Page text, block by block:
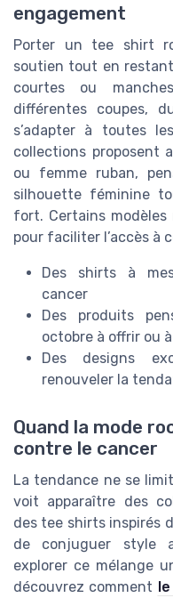
engagement
Porter un tee shirt
soutien tout en
courtes ou
différentes coupes,
s’adapter à toutes
collections proposent
ou femme ruban,
silhouette féminine
fort. Certains
pour faciliter l’accès à
Des shirts à
cancer
Des produits
octobre à offrir ou à
Des designs
renouveler la
Quand la mode
contre le cancer
La tendance ne se
voit apparaître des
des tee shirts inspirés
de conjuguer style
explorer ce mélange
découvrez comment